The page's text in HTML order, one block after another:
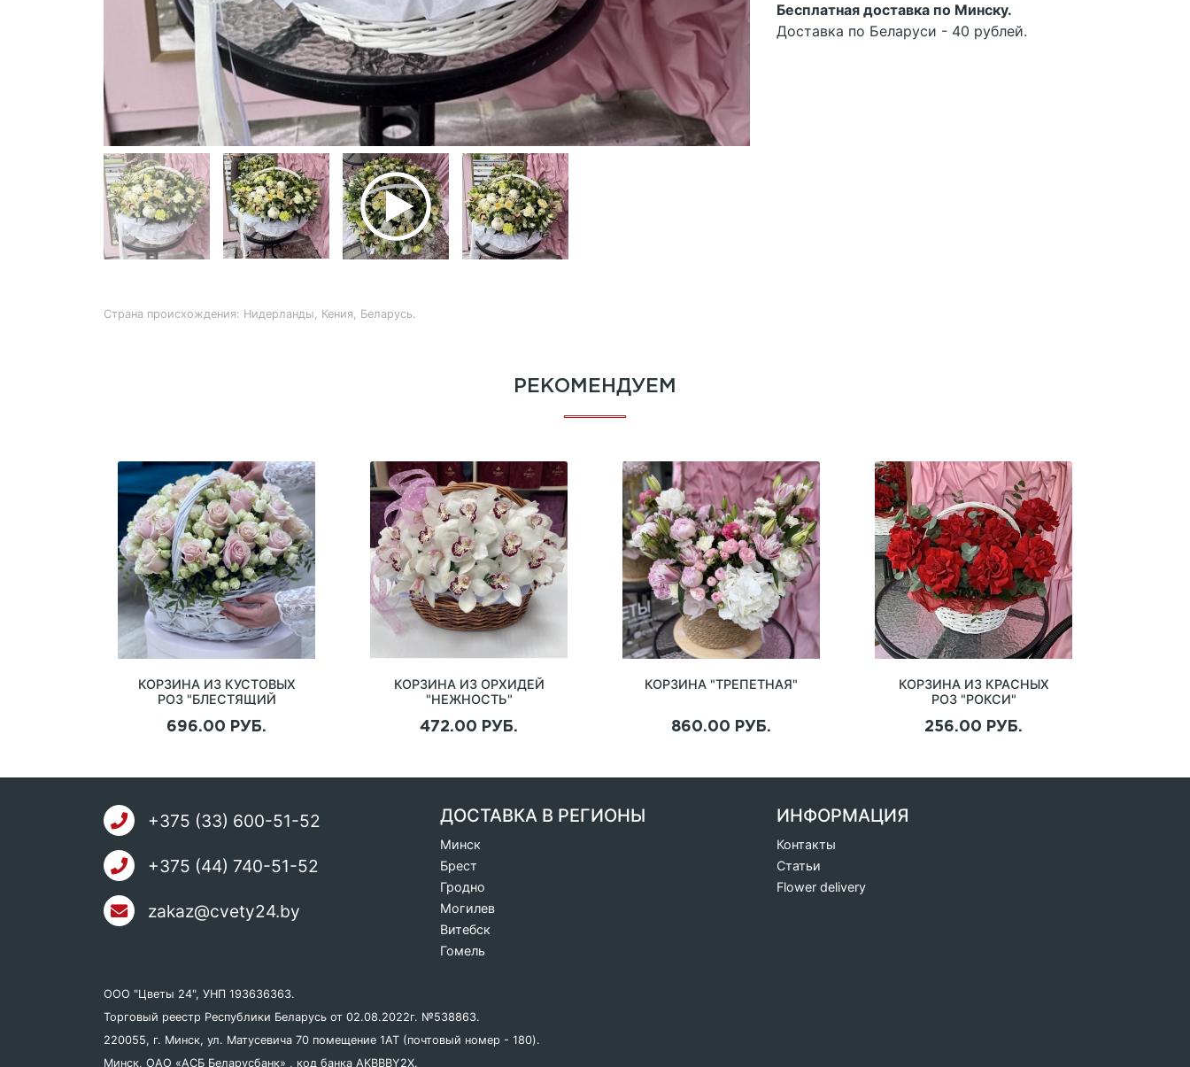
Страна происхождения: Нидерланды, Кения, Беларусь.
Бесплатная доставка по Минску.
Доставка по Беларуси - 40 рублей.
РЕКОМЕНДУЕМ
КОРЗИНА ИЗ КУСТОВЫХ
РОЗ "БЛЕСТЯЩИЙ
696.00 РУБ.
КОРЗИНА ИЗ ОРХИДЕЙ
"НЕЖНОСТЬ"
472.00 РУБ.
КОРЗИНА "ТРЕПЕТНАЯ"
860.00 РУБ.
КОРЗИНА ИЗ КРАСНЫХ
РОЗ "РОКСИ"
256.00 РУБ.
+375 (33) 600-51-52
+375 (44) 740-51-52
zakaz@cvety24.by
ИНФОРМАЦИЯ
Контакты
Статьи
Flower delivery
ДОСТАВКА В РЕГИОНЫ
Минск
Брест
Гродно
Могилев
Витебск
Гомель
ООО "Цветы 24", УНП 193636363.
Торговый реестр Республики Беларусь от 02.08.2022г. №538863.
220055, г. Минск, ул. Матусевича 70 помещение 1AT (почтовый номер - 180).
Минск, ОАО «АСБ Беларусбанк» , код банка AKBBBY2X.